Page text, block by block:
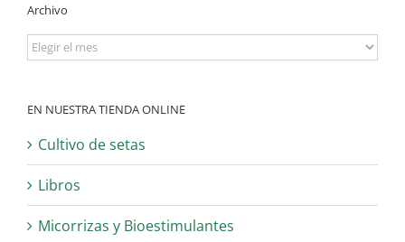
Archivo
Archivo
EN NUESTRA TIENDA ONLINE
Cultivo de setas
Libros
Micorrizas y Bioestimulantes